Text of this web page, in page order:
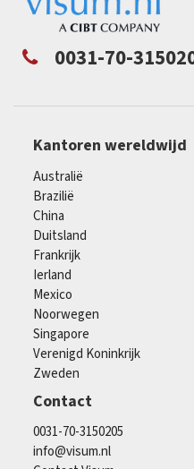
0031-70-
Kantoren wereldwijd
Australië
Brazilië
China
Duitsland
Frankrijk
Ierland
Mexico
Noorwegen
Singapore
Verenigd Koninkrijk
Zweden
Contact
0031-70-3150205
info@visum.nl